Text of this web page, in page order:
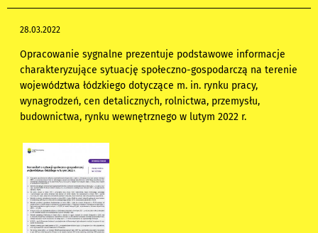
28.03.2022
Opracowanie sygnalne prezentuje podstawowe informacje
charakteryzujące sytuację społeczno-gospodarczą na terenie
województwa łódzkiego dotyczące m. in. rynku pracy,
wynagrodzeń, cen detalicznych, rolnictwa, przemysłu,
budownictwa, rynku wewnętrznego w lutym 2022 r.